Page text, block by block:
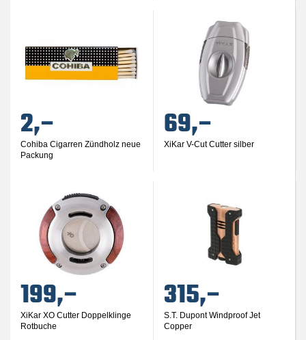
2,–
Cohiba Cigarren Zündholz neue
Packung
69,–
XiKar V-Cut Cutter silber
199,–
XiKar XO Cutter Doppelklinge
Rotbuche
315,–
S.T. Dupont Windproof Jet
Copper